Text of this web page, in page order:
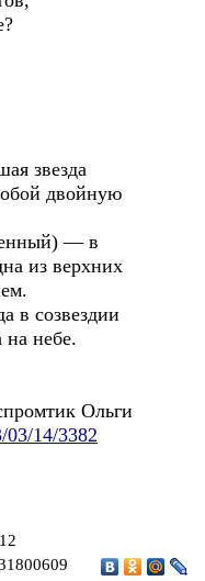
звезда
двойную
— в
из верхних
в созвездии
на небе.
Ольги
14/3382